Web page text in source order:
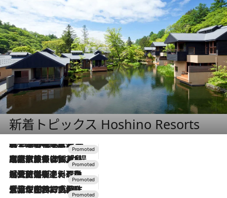
新着トピックス Hoshino Resorts
2026.8.7
【トンボの足水浴】ヒノキの香りに包まれて涼感マックス！約13℃の湧水かけ流しを避暑地「星野温泉 トンボの湯」で体験
2026.7.31
【ホテル帰省】という選択肢をOMOが提案。家族とほどよい距離を保つには「昼は実家、夜は気兼ねなくホテルで！」
2026.7.24
【夏限定ディナーコース】旬を迎える稚鮎や花ズッキーニなどをイタリア・トスカーナの郷土料理の手法で満喫！
2026.7.17
「土佐和ハーブかき氷」がOMO7高知に登場！生姜、山椒、大葉など目にも舌にも涼を呼ぶ郷土の味